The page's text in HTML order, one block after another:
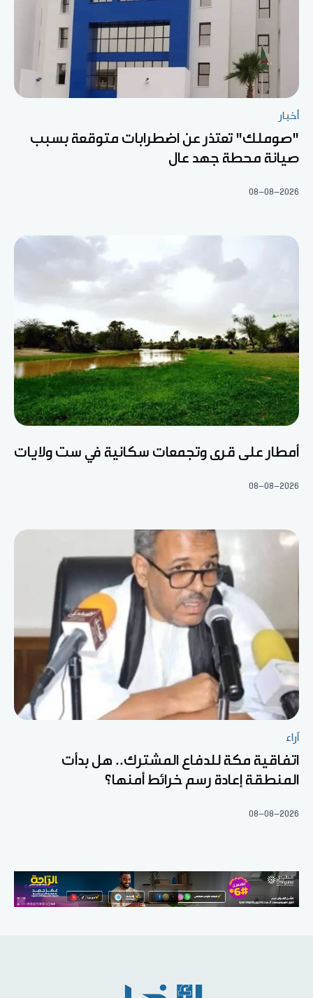
أخبار
"صوملك" تعتذر عن اضطرابات متوقعة بسبب
صيانة محطة جهد عال
08-08-2026
أمطار على قرى وتجمعات سكانية في ست ولايات
08-08-2026
آراء
اتفاقية مكة للدفاع المشترك.. هل بدأت
المنطقة إعادة رسم خرائط أمنها؟
08-08-2026